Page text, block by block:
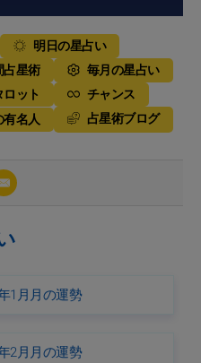
明日の星占い
占星術
毎月の星占い
ロット
チャンス
有名人 占星術ブログ
1月月の運勢
2月月の運勢